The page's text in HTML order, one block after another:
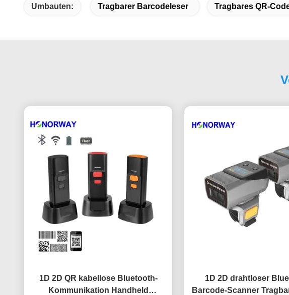
Umbauten: Tragbarer Barcodeleser Tragbares QR-
1D 2D QR kabellose Bluetooth-
Kommunikation Handheld
1D 2D drahtloser
Barcode-Scanner